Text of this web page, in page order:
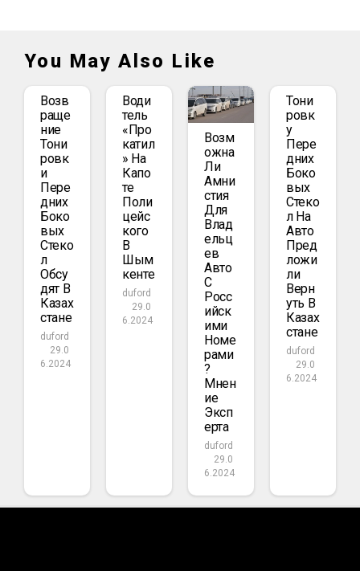
You May Also Like
Возв
Раще
Ние
Тони
Ровк
И
Пере
Дних
Боко
Вых
Стеко
Л
Обсу
Дят В
Казах
Стане
duford
29.0
6.2024
Води
Тель
«про
Катил
» На
Капо
Те
Поли
Цейс
Кого
В
Шым
Кенте
duford
29.0
6.2024
Возм
Ожна
Ли
Амни
Стия
Для
Влад
Ельц
Ев
Авто
С
Росс
Ийск
Ими
Номе
Рами
?
Мнен
Ие
Эксп
Ерта
duford
29.0
6.2024
Тони
Ровк
У
Пере
Дних
Боко
Вых
Стеко
Л На
Авто
Пред
Ложи
Ли
Верн
Уть В
Казах
Стане
duford
29.0
6.2024